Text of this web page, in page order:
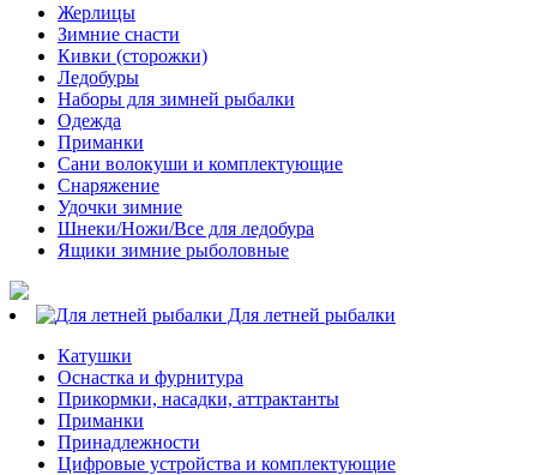
Жерлицы
Зимние снасти
Кивки (сторожки)
Ледобуры
Наборы для зимней рыбалки
Одежда
Приманки
Сани волокуши и комплектующие
Снаряжение
Удочки зимние
Шнеки/Ножи/Все для ледобура
Ящики зимние рыболовные
Для летней рыбалки
Катушки
Оснастка и фурнитура
Прикормки, насадки, аттрактанты
Приманки
Принадлежности
Цифровые устройства и комплектующие